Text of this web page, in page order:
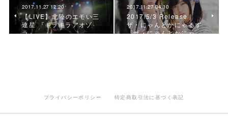
2017.11.27 12:20
【LIVE】北陸のエモい三
連星 『キラキラアオゾ
ラ』
2017.11.27 04:10
2017/5/3 Release｜
ザ・にゃんとかにゃるず
『ザ・にゃんとかにゃ…
プライバシーポリシー 特定商取引法に基づく表記